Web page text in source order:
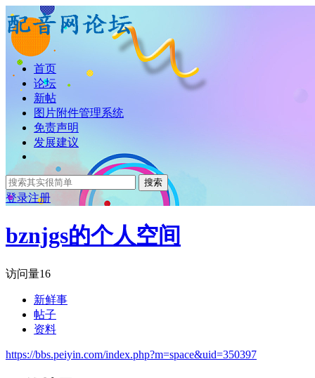
首页
论坛
新帖
图片附件管理系统
免责声明
发展建议
搜索
登录注册
bznjgs的个人空间
访问量16
新鲜事
帖子
资料
https://bbs.peiyin.com/index.php?m=space&uid=350397